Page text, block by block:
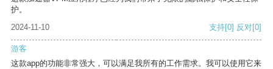
护。
2024-11-10
支持[0] 反对[0]
游客
这款app的功能非常强大，可以满足我所有的工作需求。我可以使用它来